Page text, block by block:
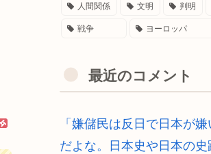
人間関係 文明 判明
戦争 ヨーロッパ
最近のコメント
「嫌儲民は反日で日本が
だよな。日本史や日本の